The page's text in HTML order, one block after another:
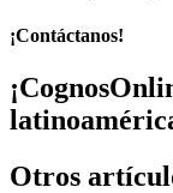
¡Contáctanos!
Otros